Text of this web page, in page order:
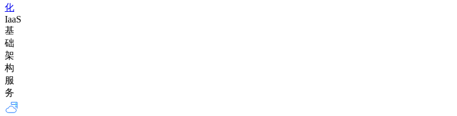
化
IaaS
基
础
架
构
服
务